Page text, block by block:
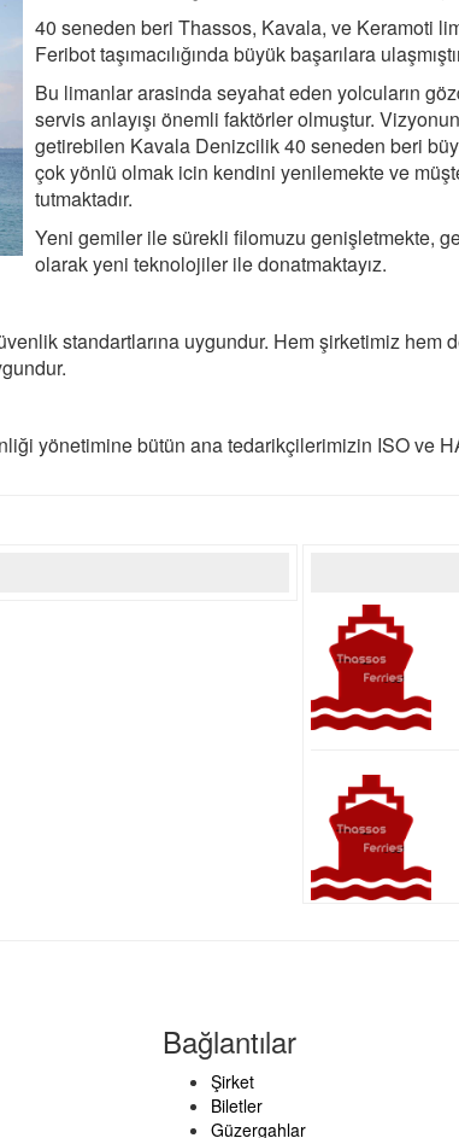
40 seneden beri Thassos, Kavala, ve Keramoti
Feribot taşımacılığında büyük başarılara
Bu limanlar arasinda seyahat eden yolcuların
servis anlayışı önemli faktörler olmuştur.
getirebilen Kavala Denizcilik 40 seneden beri
çok yönlü olmak icin kendini yenilemekte ve
tutmaktadır.
Yeni gemiler ile sürekli filomuzu genişletmekte,
olarak yeni teknolojiler ile donatmaktayız.
standartlarına uygundur. Hem şirketimiz hem
yönetimine bütün ana tedarikçilerimizin ISO ve
Bağlantılar
Şirket
Biletler
Güzergahlar